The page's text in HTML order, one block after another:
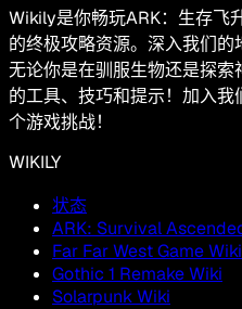
Wikily是你畅玩ARK：生存飞
的终极攻略资源。深入我们
无论你是在驯服生物还是探
的工具、技巧和提示！加入
个游戏挑战！
WIKILY
状态
ARK: Survival
Far Far West Game Wiki
Gothic 1 Remake Wiki
Solarpunk Wiki